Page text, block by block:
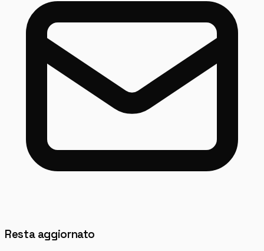
Resta aggiornato